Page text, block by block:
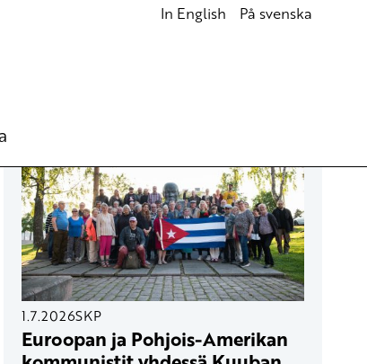
In English På svenska
1.7.2026SKP
Euroopan ja Pohjois-Amerikan